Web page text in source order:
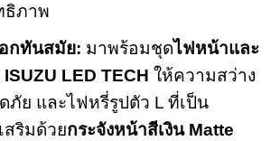
ธิภาพ
กทันสมัย: มาพร้อมชุดไฟหน้าและ
LED TECH ให้ความสว่าง
ภัย และไฟหรี่รูปตัว L ที่เป็น
สริมด้วยกระจังหน้าสีเงิน Matte